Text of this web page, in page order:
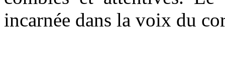
incarnée dans la voix du